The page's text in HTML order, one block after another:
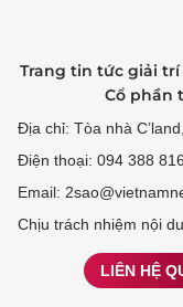
Trang tin tức giải
Cổ phần
Địa chỉ: Tòa nhà
Điện thoại: 094 388
Email:
Chịu trách nhiệm nội
LIÊN HỆ